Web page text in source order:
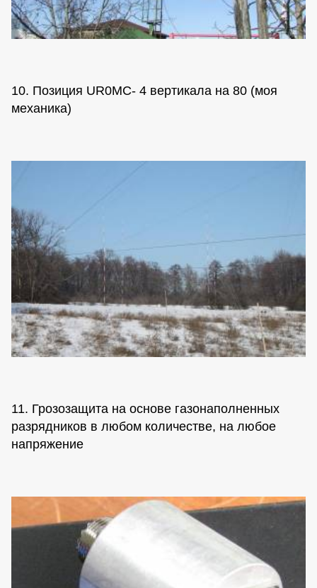
10. Позиция UR0MC- 4 вертикала на 80 (моя
механика)
11. Грозозащита на основе газонаполненных
разрядников в любом количестве, на любое
напряжение